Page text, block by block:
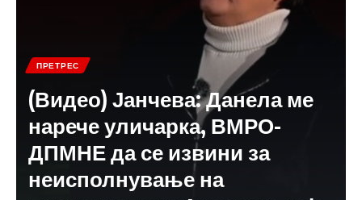
ПРЕТРЕС
(Видео) Јанчева: Данела ме
нарече уличарка, ВМРО-
ДПМНЕ да се извини за
неисполнување на